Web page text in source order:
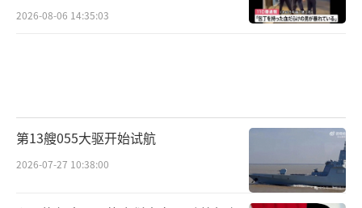
2026-08-06 14:35:03
第13艘055大驱开始试航
2026-07-27 10:38:00